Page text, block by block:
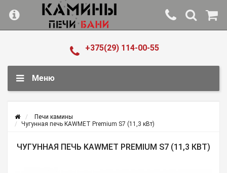
+375(29) 114-00-55
Меню
Печи камины
Чугунная печь KAWMET Premium S7 (11,3 кВт)
ЧУГУННАЯ ПЕЧЬ KAWMET PREMIUM S7 (11,3 КВТ)